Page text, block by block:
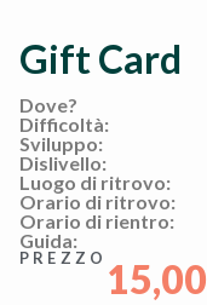
Gift Card
Dove?
Difficoltà:
Sviluppo:
Dislivello:
Luogo di ritrovo:
Orario di ritrovo:
Orario di rientro:
Guida:
PREZZO 15,00